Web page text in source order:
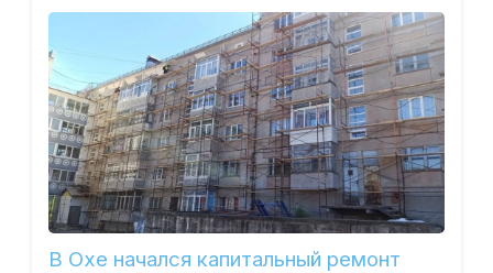
В Охе начался капитальный ремонт